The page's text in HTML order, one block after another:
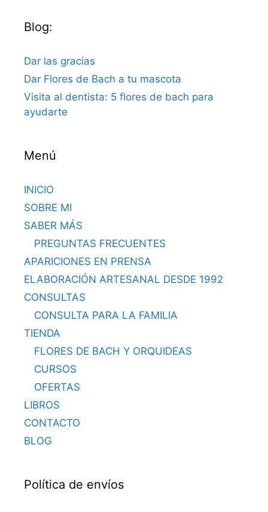
Blog:
Dar las gracias
Dar Flores de Bach a tu mascota
Visita al dentista: 5 flores de bach para
ayudarte
Menú
INICIO
SOBRE MI
SABER MÁS
PREGUNTAS FRECUENTES
APARICIONES EN PRENSA
ELABORACIÓN ARTESANAL DESDE 1992
CONSULTAS
CONSULTA PARA LA FAMILIA
TIENDA
FLORES DE BACH Y ORQUIDEAS
CURSOS
OFERTAS
LIBROS
CONTACTO
BLOG
Política de envíos